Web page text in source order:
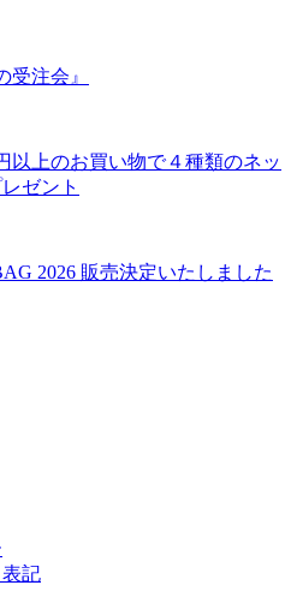
受注会』
以上のお買い物で４種類のネッ
ゼント
2026 販売決定いたしました
記